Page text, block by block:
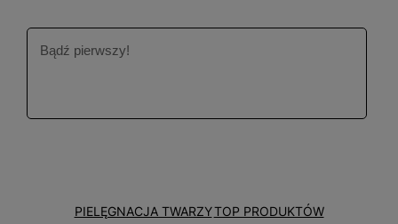
też zostaje w głowie (i czasem ułatwia życie).
Szczególnie bliskie są mi tematy z obszaru
pielęgnacji, może dlatego, że moja skóra bywa
PIELĘGNACJA TWARZYTOP PRODUKTÓW